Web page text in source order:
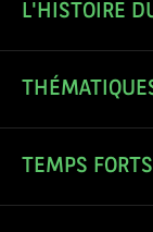
L'HISTOIRE
TEMPS FORTS